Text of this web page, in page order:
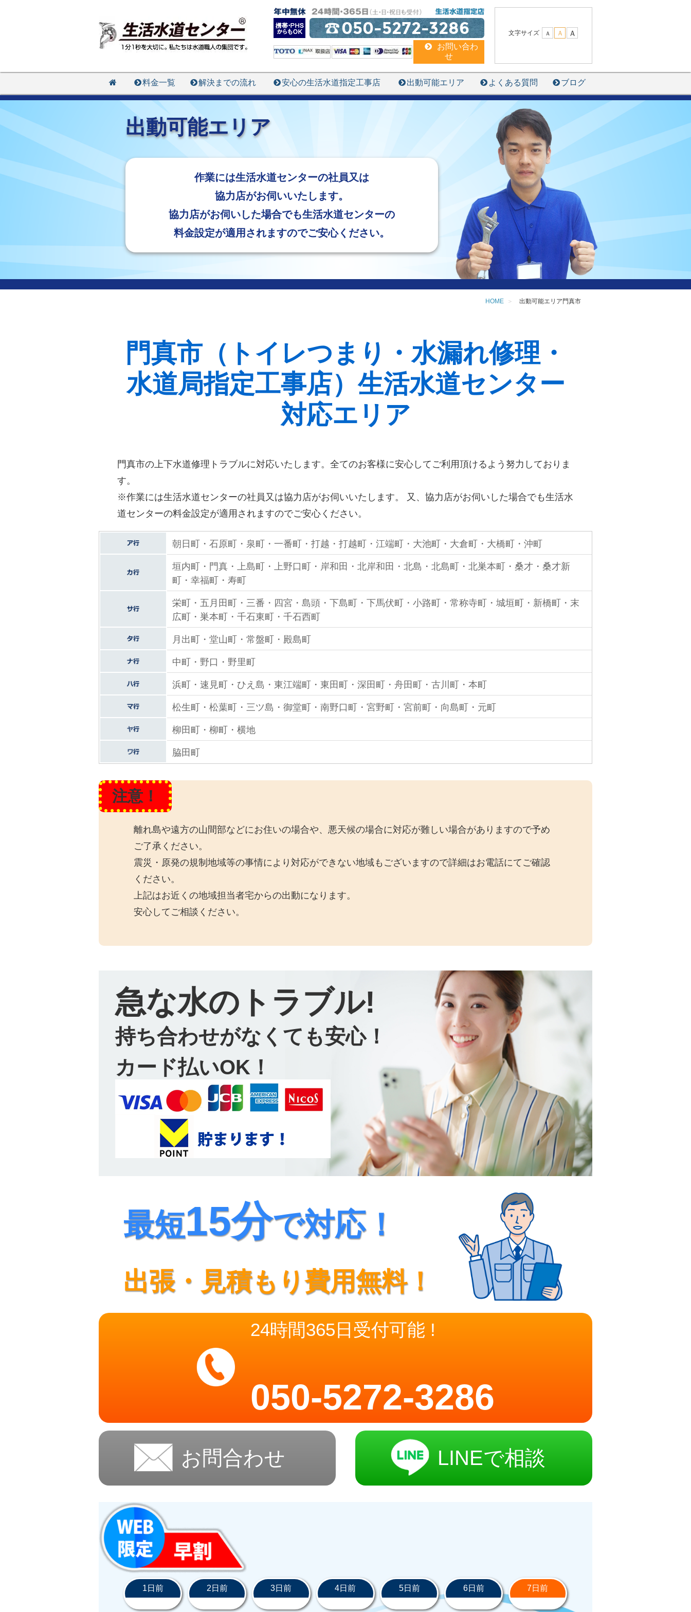
050-5272-3286
お問い合わ
せ
文字サイズ Ａ Ａ Ａ
料金一覧 解決までの流れ 安心の生活水道指定工事店 出動可能エリア よくある質問 ブログ
出動可能エリア
作業には生活水道センターの社員又は
協力店がお伺いいたします。
協力店がお伺いした場合でも生活水道センターの
料金設定が適用されますのでご安心ください。
HOME 出動可能エリア門真市
門真市（トイレつまり・水漏れ修理・
水道局指定工事店）生活水道センター
対応エリア
門真市の上下水道修理トラブルに対応いたします。全てのお客様に安心してご利用頂けるよう努力しておりま
す。
※作業には生活水道センターの社員又は協力店がお伺いいたします。 又、協力店がお伺いした場合でも生活水
道センターの料金設定が適用されますのでご安心ください。
朝日町・石原町・泉町・一番町・打越・打越町・江端町・大池町・大倉町・大橋町・沖町
垣内町・門真・上島町・上野口町・岸和田・北岸和田・北島・北島町・北巣本町・桑才・桑才新
町・幸福町・寿町
栄町・五月田町・三番・四宮・島頭・下島町・下馬伏町・小路町・常称寺町・城垣町・新橋町・末
広町・巣本町・千石東町・千石西町
月出町・堂山町・常盤町・殿島町
中町・野口・野里町
浜町・速見町・ひえ島・東江端町・東田町・深田町・舟田町・古川町・本町
松生町・松葉町・三ツ島・御堂町・南野口町・宮野町・宮前町・向島町・元町
柳田町・柳町・横地
脇田町
注意！
離れ島や遠方の山間部などにお住いの場合や、悪天候の場合に対応が難しい場合がありますので予め
ご了承ください。
震災・原発の規制地域等の事情により対応ができない地域もございますので詳細はお電話にてご確認
ください。
上記はお近くの地域担当者宅からの出動になります。
安心してご相談ください。
急な水のトラブル!
持ち合わせがなくても安心！
カード払いOK！
最短15分で対応！
出張・見積もり費用無料！
24時間365日受付可能 !
050-5272-3286
お問合わせ LINEで相談
1日前 2日前 3日前 4日前 5日前 6日前 7日前